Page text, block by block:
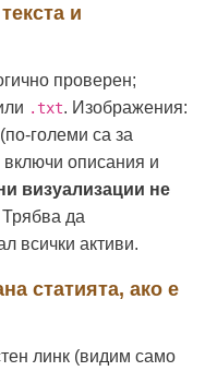
и
проверен;
.txt. Изображения:
големи са за
включи описания и
визуализации не
Трябва да
всички активи.
статията, ако е
линк (видим само